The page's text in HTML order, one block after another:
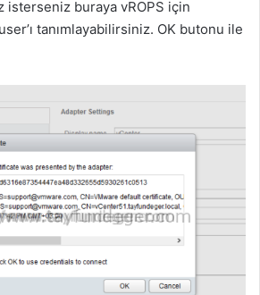
isterseniz buraya vROPS için
tanımlayabilirsiniz. OK butonu ile